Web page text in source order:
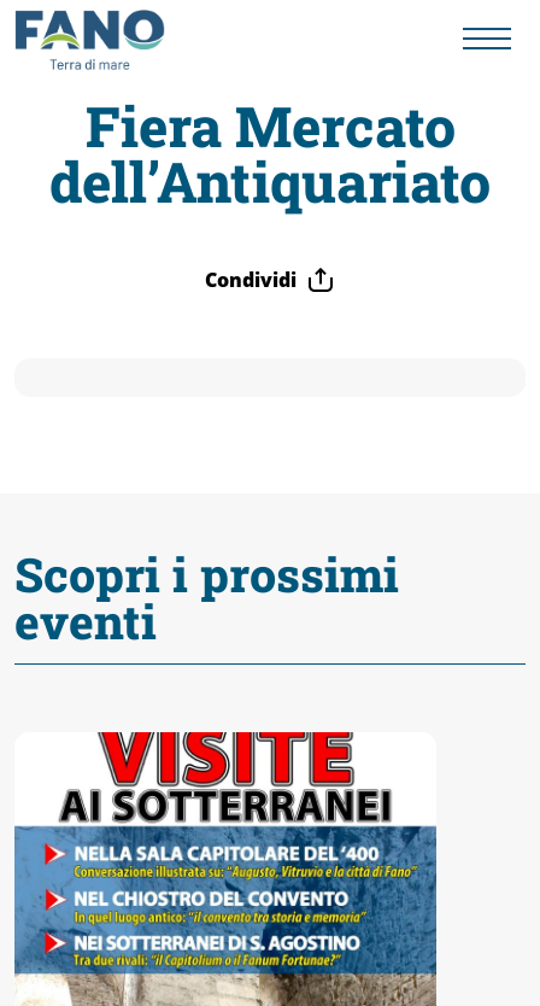
Fano
fare
Percorsi
Enogastronomia
Informazioni
Guide
Fiera Mercato
dell’Antiquariato
Condividi
Scopri i prossimi
eventi